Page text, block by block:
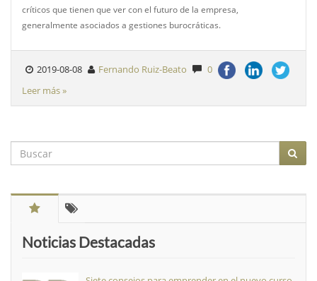
críticos que tienen que ver con el futuro de la empresa,
generalmente asociados a gestiones burocráticas.
2019-08-08 Fernando Ruiz-Beato
0
Leer más »
Noticias Destacadas